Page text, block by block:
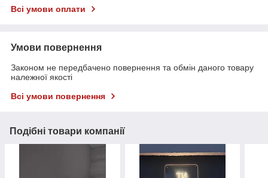
Всі умови оплати
Умови повернення
Законом не передбачено повернення та обмін даного товару
належної якості
Всі умови повернення
Подібні товари компанії